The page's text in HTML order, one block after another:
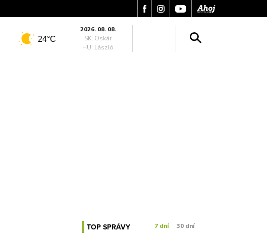
24°C
2026. 08. 08.
SK: Oskár
HU: László
TOP SPRÁVY 7 dní 30 dní